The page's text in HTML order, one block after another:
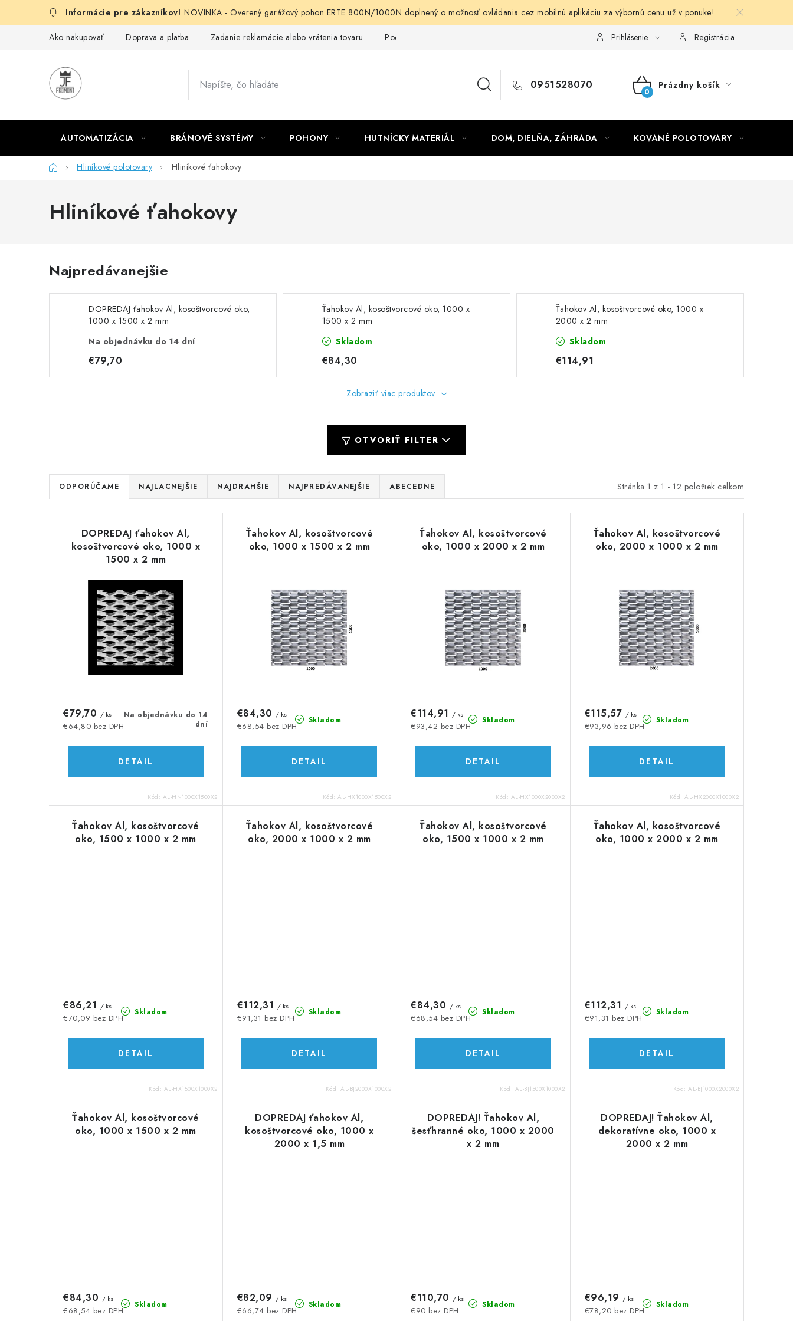
NOVINKA - Overený garážový pohon ERTE 800N/1000N doplnený o možnosť ovládania cez mobilnú aplikáciu za výbornú cenu už v ponuke!
Ako nakupovať Doprava a platba Zadanie reklamácie alebo vrátenia tovaru Podmienky ochrany osobných údajov Obchodné podmienkyPrihlásenie Registrácia
0951528070
NÁKUPNÝ
Prázdny košík
AUTOMATIZÁCIA BRÁNOVÉ SYSTÉMY POHONY HUTNÍCKY MATERIÁL DOM, DIELŇA, ZÁHRADA KOVANÉ POLOTOVARY
DomovHliníkové polotovary Hliníkové ťahokovy
Hliníkové ťahokovy
Najpredávanejšie
DOPREDAJ ťahokov Al, kosoštvorcové oko,
1000 x 1500 x 2 mm
Na objednávku do 14 dní
€79,70
Ťahokov Al, kosoštvorcové oko, 1000 x
1500 x 2 mm
Skladom
€84,30
Ťahokov Al, kosoštvorcové oko, 1000 x
2000 x 2 mm
Skladom
€114,91
Zobraziť viac produktov
OTVORIŤ FILTER
Stránka 1 z 1 - 12 položiek celkom
R
a
o
ODPORÚČAME NAJLACNEJŠIE NAJDRAHŠIE NAJPREDÁVANEJŠIE ABECEDNE
v
DOPREDAJ ťahokov Al,
kosoštvorcové oko, 1000 x
1500 x 2 mm
Na objednávku do 14
dní
€64,80 bez DPH
€79,70 / ks
DETAIL
Kód: AL-HN1000X1500X2
Ťahokov Al, kosoštvorcové
oko, 1000 x 1500 x 2 mm
Skladom
€68,54 bez DPH
€84,30 / ks
DETAIL
Kód: AL-HX1000X1500X2
Ťahokov Al, kosoštvorcové
oko, 1000 x 2000 x 2 mm
Skladom
€93,42 bez DPH
€114,91 / ks
DETAIL
Kód: AL-HX1000X2000X2
Ťahokov Al, kosoštvorcové
oko, 2000 x 1000 x 2 mm
Skladom
€93,96 bez DPH
€115,57 / ks
DETAIL
Kód: AL-HX2000X1000X2
Ťahokov Al, kosoštvorcové
oko, 1500 x 1000 x 2 mm
Skladom
€70,09 bez DPH
€86,21 / ks
DETAIL
Kód: AL-HX1500X1000X2
Ťahokov Al, kosoštvorcové
oko, 2000 x 1000 x 2 mm
Skladom
€91,31 bez DPH
€112,31 / ks
DETAIL
Kód: AL-BJ2000X1000X2
Ťahokov Al, kosoštvorcové
oko, 1500 x 1000 x 2 mm
Skladom
€68,54 bez DPH
€84,30 / ks
DETAIL
Kód: AL-BJ1500X1000X2
Ťahokov Al, kosoštvorcové
oko, 1000 x 2000 x 2 mm
Skladom
€91,31 bez DPH
€112,31 / ks
DETAIL
Kód: AL-BJ1000X2000X2
Ťahokov Al, kosoštvorcové
oko, 1000 x 1500 x 2 mm
Skladom
€68,54 bez DPH
€84,30 / ks
DOPREDAJ ťahokov Al,
kosoštvorcové oko, 1000 x
2000 x 1,5 mm
Skladom
€66,74 bez DPH
€82,09 / ks
DOPREDAJ! Ťahokov Al,
šesťhranné oko, 1000 x 2000
x 2 mm
Skladom
€90 bez DPH
€110,70 / ks
DOPREDAJ! Ťahokov Al,
dekoratívne oko, 1000 x
2000 x 2 mm
Skladom
€78,20 bez DPH
€96,19 / ks